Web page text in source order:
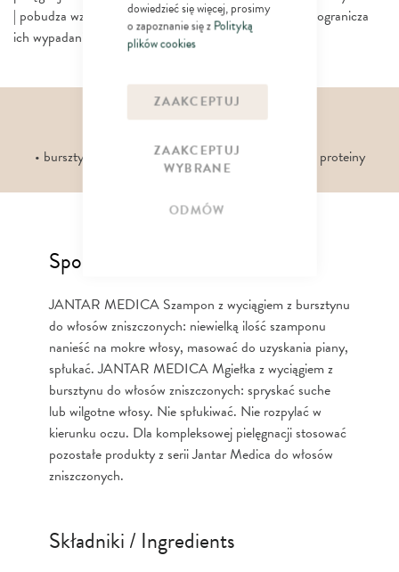
dowiedzieć się więcej, prosimy
o zapoznanie się zPolityką
plików cookies
ZAAKCEPTUJ
ZAAKCEPTUJ
WYBRANE
ODMÓW
| pobudza wzrost włosów | poprawia kondycję włosów i ogranicza
ich wypadanie | odbudowuje strukturę włosów
• bursztyn, biotyna, arginina, niacynamid, keratyna, proteiny
Sposób użycia
JANTAR MEDICA Szampon z wyciągiem z bursztynu
do włosów zniszczonych: niewielką ilość szamponu
nanieść na mokre włosy, masować do uzyskania piany,
spłukać. JANTAR MEDICA Mgiełka z wyciągiem z
bursztynu do włosów zniszczonych: spryskać suche
lub wilgotne włosy. Nie spłukiwać. Nie rozpylać w
kierunku oczu. Dla kompleksowej pielęgnacji stosować
pozostałe produkty z serii Jantar Medica do włosów
zniszczonych.
Składniki / Ingredients